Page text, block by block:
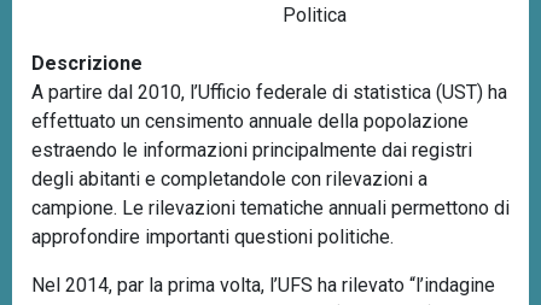
Politica
Descrizione
A partire dal 2010, l’Ufficio federale di statistica (UST) ha
effettuato un censimento annuale della popolazione
estraendo le informazioni principalmente dai registri
degli abitanti e completandole con rilevazioni a
campione. Le rilevazioni tematiche annuali permettono di
approfondire importanti questioni politiche.
Nel 2014, par la prima volta, l’UFS ha rilevato “l’indagine